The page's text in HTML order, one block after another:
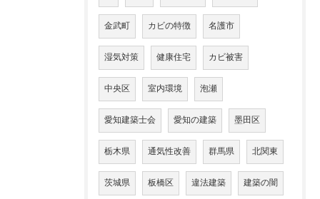
金武町 カビの特徴 名護市
湿気対策 健康住宅 カビ被害
中央区 室内環境 泡瀬
愛知建築士会 愛知の建築 墨田区
栃木県 通気性改善 群馬県 北関東
茨城県 板橋区 違法建築 建築の闇